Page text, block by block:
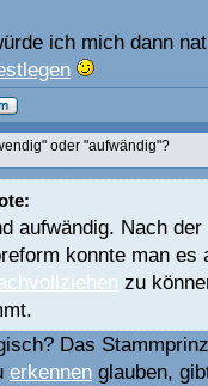
ich mich dann
oder "aufwändig"?
aufwändig. Nach der
konnte man es
zu
Das
erkennen glauben,